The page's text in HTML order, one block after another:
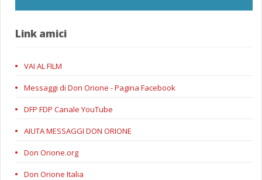
Link amici
VAI AL FILM
Messaggi di Don Orione - Pagina Facebook
DFP FDP Canale YouTube
AIUTA MESSAGGI DON ORIONE
Don Orione.org
Don Orione Italia